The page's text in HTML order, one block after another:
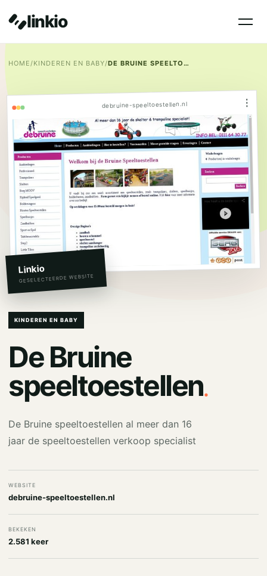
linkio
HOME/KINDEREN EN BABY/ DE BRUINE SPEELTOESTELLEN
debruine-speeltoestellen.nl ⋮
Linkio
GESELECTEERDE WEBSITE
KINDEREN EN BABY
De Bruine
speeltoestellen.
De Bruine speeltoestellen al meer dan 16
jaar de speeltoestellen verkoop specialist
WEBSITE
debruine-speeltoestellen.nl
BEKEKEN
2.581 keer